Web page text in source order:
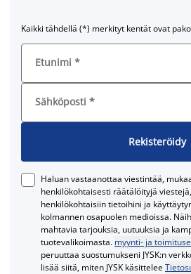
Kaikki tähdellä (*) merkityt kentät ovat
Etunimi *
Sähköposti *
Rekisteröidy
Haluan vastaanottaa viestintää,
henkilökohtaisesti räätälöityjä
henkilökohtaisiin tietoihini ja
kolmannen osapuolen medioissa.
mahtavia tarjouksia, uutuuksia ja
tuotevalikoimasta. myynti- ja
peruuttaa suostumukseni JYSK:n
lisää siitä, miten JYSK käsittelee